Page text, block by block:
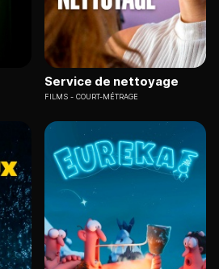
Service de nettoyage
FILMS COURT-MÉTRAGE